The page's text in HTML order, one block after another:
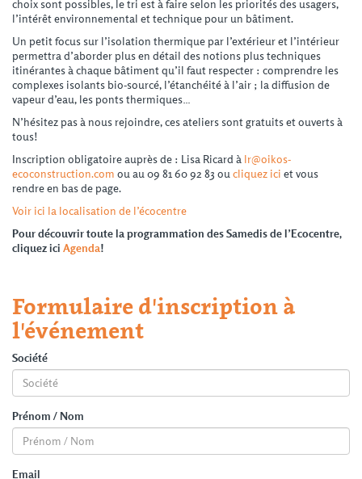
choix sont possibles, le tri est à faire selon les priorités des usagers,
l’intérêt environnemental et technique pour un bâtiment.
Un petit focus sur l’isolation thermique par l’extérieur et l’intérieur
permettra d’aborder plus en détail des notions plus techniques
itinérantes à chaque bâtiment qu’il faut respecter : comprendre les
complexes isolants bio-sourcé, l’étanchéité à l’air ; la diffusion de
vapeur d’eau, les ponts thermiques…
N’hésitez pas à nous rejoindre, ces ateliers sont gratuits et ouverts à
tous!
Inscription obligatoire auprès de : Lisa Ricard à lr@oikos-
ecoconstruction.com ou au 09 81 60 92 83 oucliquez ici et vous
rendre en bas de page.
Voir ici la localisation de l’écocentre
Pour découvrir toute la programmation des Samedis de l’Ecocentre,
cliquez ici Agenda!
Formulaire d'inscription à
l'événement
Société
Prénom / Nom
Email